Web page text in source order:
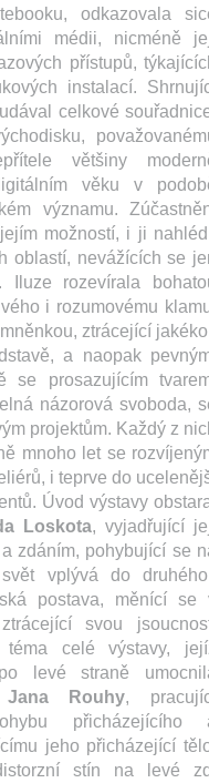
odkazovala
médii, nicméně
přístupů,
instalací.
celkové
většiny
věku v
významu.
možností, i ji
oblastí, nevážících se
Iluze rozevírala
i rozumovému
ztrácející
a naopak
se prosazujícím
názorová svoboda,
projektům. Každý z
mnoho let se
i teprve do
Úvod výstavy
Loskota, vyjadřující
zdáním, pohybující se
vplývá do
postava, měnící se
svou
celé výstavy,
levé straně
Jana Rouhy,
přicházejícího
jeho přicházející
stín na levé